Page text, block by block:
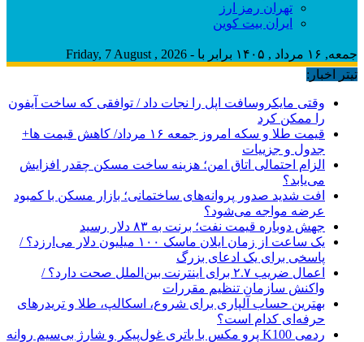
تهران رمز ارز
ایران بیت کوین
جمعه, ۱۶ مرداد , ۱۴۰۵ برابر با - Friday, 7 August , 2026
تیتر اخبار:
وقتی مایکروسافت اپل را نجات داد / توافقی که ساخت آیفون
را ممکن کرد
قیمت طلا و سکه امروز جمعه ۱۶ مرداد/ کاهش قیمت ها+
جدول و جزییات
الزام احتمالی اتاق امن؛ هزینه ساخت مسکن چقدر افزایش
می‌یابد؟
افت شدید صدور پروانه‌های ساختمانی؛ بازار مسکن با کمبود
عرضه مواجه می‌شود؟
جهش دوباره قیمت نفت؛ برنت به ۸۳ دلار رسید
یک ساعت از زمان ایلان ماسک ۱۰۰ میلیون دلار می‌ارزد؟ /
پاسخی برای یک ادعای بزرگ
اعمال ضریب ۲.۷ برای اینترنت بین‌الملل صحت دارد؟ /
واکنش سازمان تنظیم مقررات
بهترین حساب آلپاری برای شروع، اسکالپ، طلا و تریدرهای
حرفه‌ای کدام است؟
ردمی K100 پرو مکس با باتری غول‌پیکر و شارژ بی‌سیم روانه